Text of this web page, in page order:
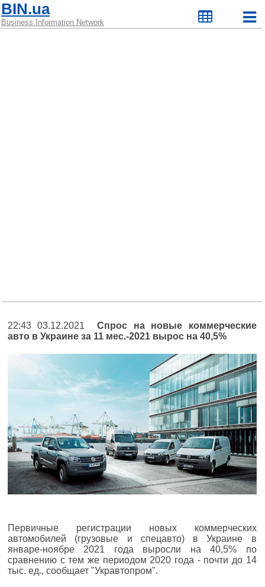
BIN.ua
Business Information Network
22:43 03.12.2021Спрос на новые коммерческие
авто в Украине за 11 мес.-2021 вырос на 40,5%
Первичные регистрации новых коммерческих
автомобилей (грузовые и спецавто) в Украине в
январе-ноябре 2021 года выросли на 40,5% по
сравнению с тем же периодом 2020 года - почти до 14
тыс. ед., сообщает "Укравтопром".